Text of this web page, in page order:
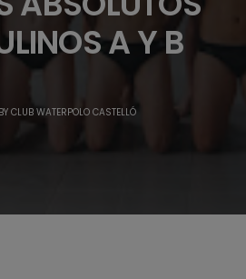
A Y B
BY CLUB WATERPOLO CASTELLÓ